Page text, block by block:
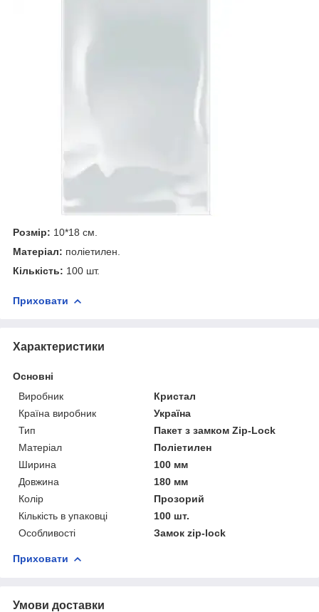
Розмір: 10*18 см.
Матеріал: поліетилен.
Кількість: 100 шт.
Приховати
Характеристики
Основні
Виробник
Кристал
Країна виробник
Україна
Тип
Пакет з замком Zip-Lock
Матеріал
Поліетилен
Ширина
100 мм
Довжина
180 мм
Колір
Прозорий
Кількість в упаковці
100 шт.
Особливості
Замок zip-lock
Приховати
Умови доставки